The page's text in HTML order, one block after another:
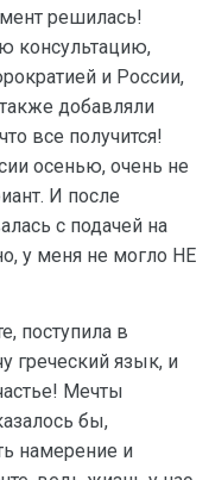
решилась!
консультацию,
и России,
добавляли
все получится!
осенью, очень не
И после
с подачей на
у меня не могло НЕ
поступила в
греческий язык, и
Мечты
бы,
намерение и